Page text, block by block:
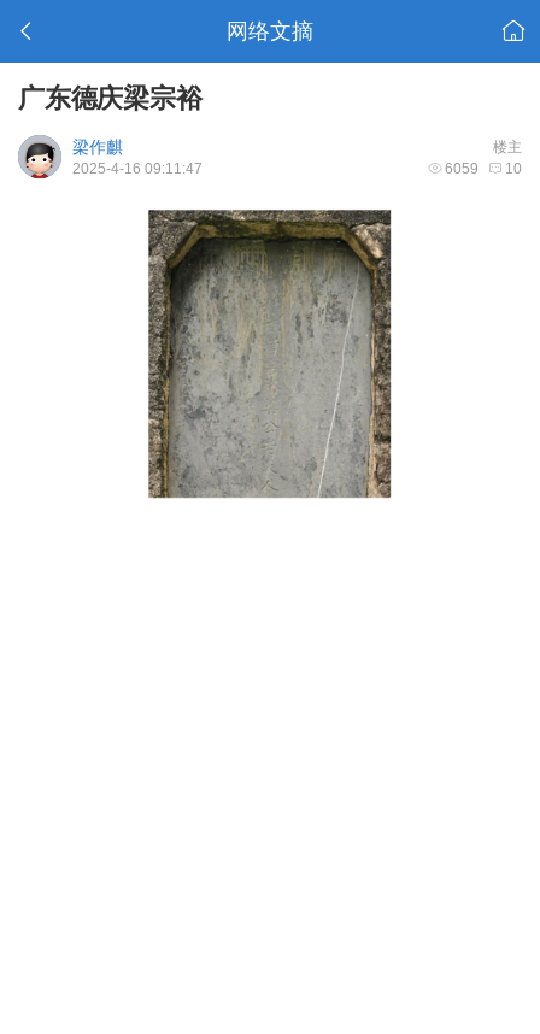
网络文摘
广东德庆梁宗裕
楼主
梁作麒
6059 10
2025-4-16 09:11:47